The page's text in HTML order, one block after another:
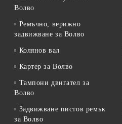
Волво
Ремъчно, верижно
задвижване за Волво
Колянов вал
Картер за Волво
Тампони двигател за
Волво
Задвижване пистов ремък
за Волво